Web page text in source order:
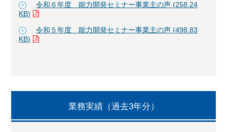
令和６年度 能力開発セミナー事業主の声 (258.24
KB)
令和５年度 能力開発セミナー事業主の声 (498.83
KB)
業務実績（過去3年分）